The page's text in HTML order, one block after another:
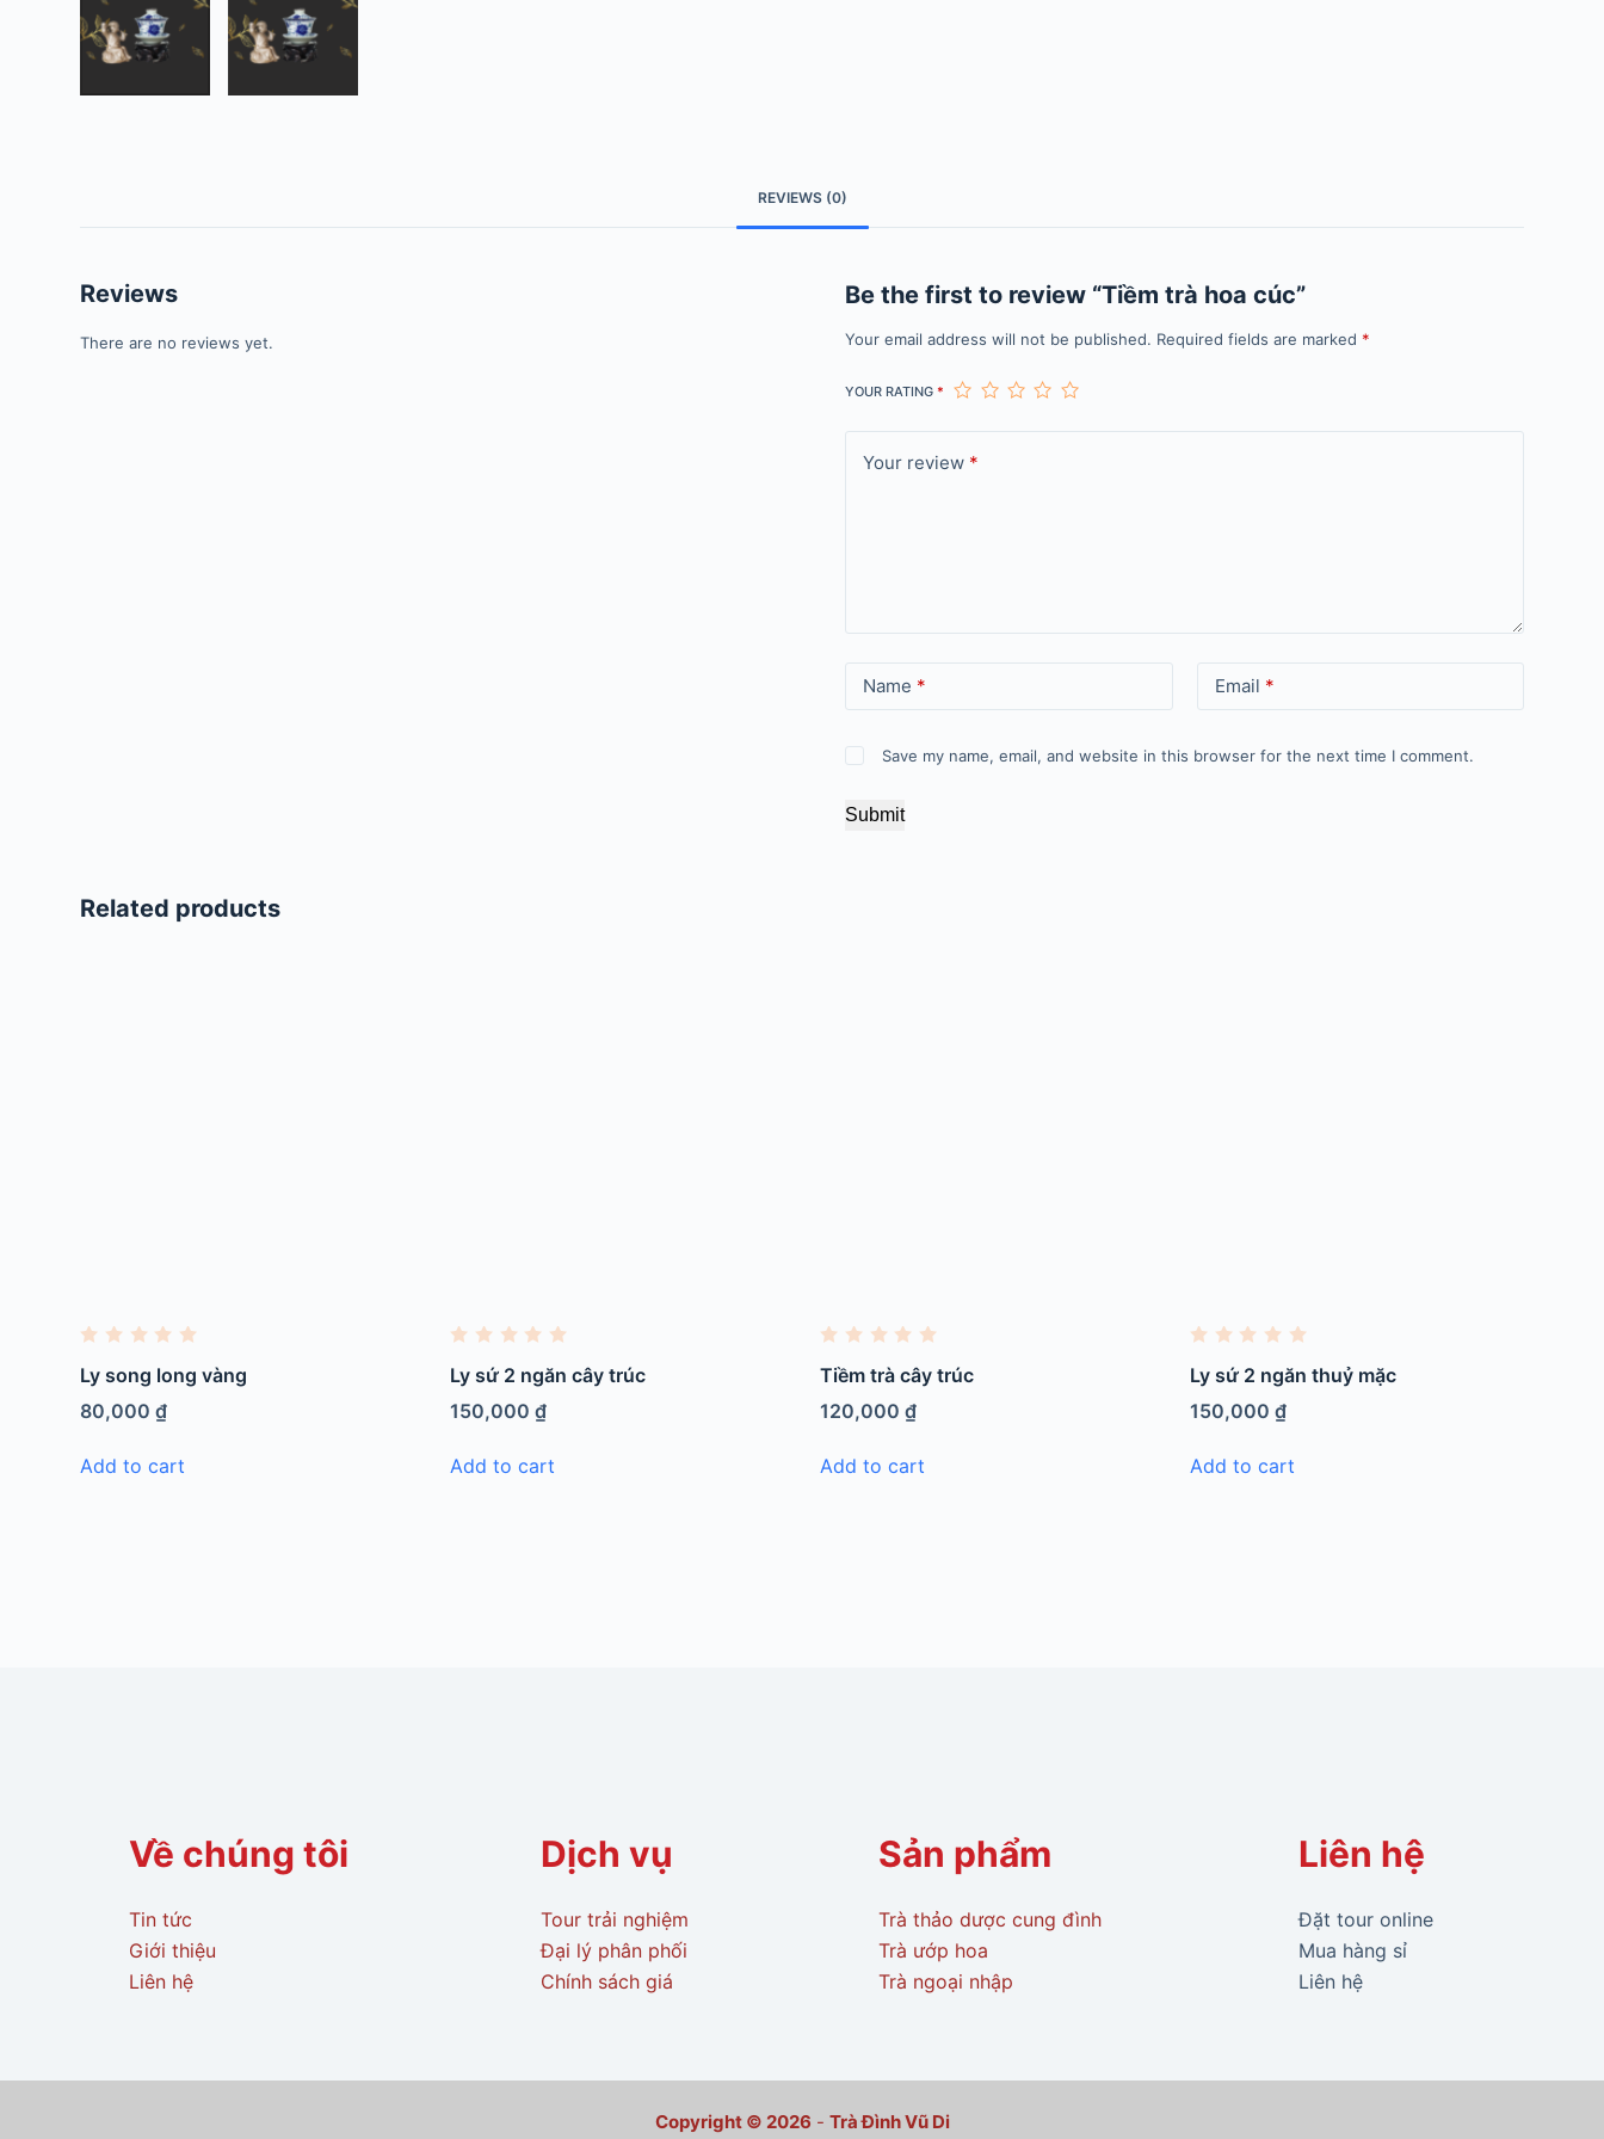
REVIEWS (0)
Reviews
There are no reviews yet.
Be the first to review “Tiềm trà hoa cúc”
Your email address will not be published. Required fields are marked *
YOUR RATING*
Your review *
Name * Email *
Save my name, email, and website in this browser for the next time I comment.
Submit
Related products
a
t
e
d
u
Ly song long vàng
80,000₫
Add to cart
a
t
e
d
u
Ly sứ 2 ngăn cây trúc
150,000₫
Add to cart
a
t
e
d
u
Tiềm trà cây trúc
120,000 ₫
Add to cart
a
t
e
d
u
Ly sứ 2 ngăn thuỷ mặc
150,000 ₫
Add to cart
Về chúng tôi
Tin tức
Giới thiệu
Liên hệ
Dịch vụ
Tour trải nghiệm
Đại lý phân phối
Chính sách giá
Sản phẩm
Trà thảo dược cung đình
Trà ướp hoa
Trà ngoại nhập
Liên hệ
Đặt tour online
Mua hàng sỉ
Liên hệ
Copyright © 2026 - Trà Đình Vũ Di